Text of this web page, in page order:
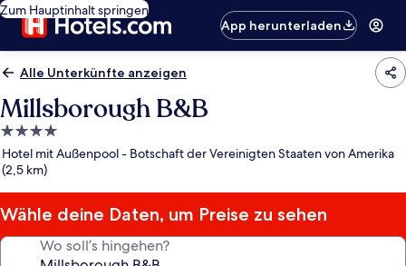
Zum Hauptinhalt springen
App herunterladen
Alle Unterkünfte anzeigen
Millsborough B&B
4.0-
Sterne-
Unterkunft
Hotel mit Außenpool - Botschaft der Vereinigten Staaten von Amerika
(2,5 km)
Wähle deine Daten, um Preise zu sehen
Wo soll’s hingehen?